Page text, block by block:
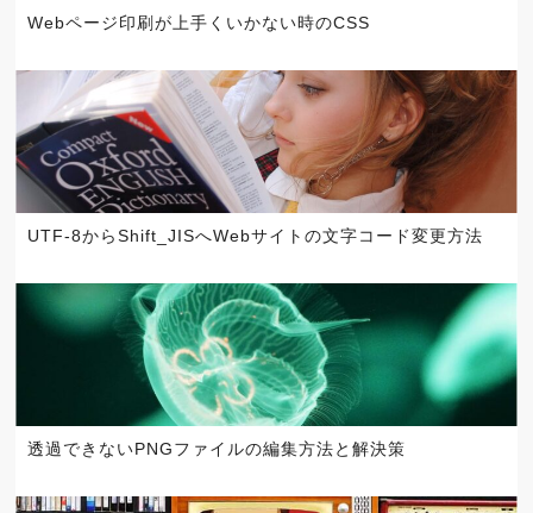
Webページ印刷が上手くいかない時のCSS
UTF-8からShift_JISへWebサイトの文字コード変更方法
透過できないPNGファイルの編集方法と解決策